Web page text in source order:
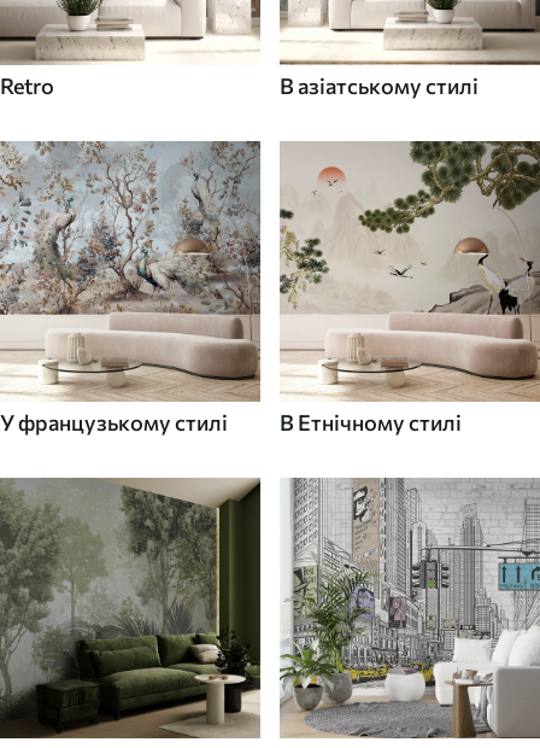
Retro В азіатському стилі
У французькому стилі В Етнічному стилі